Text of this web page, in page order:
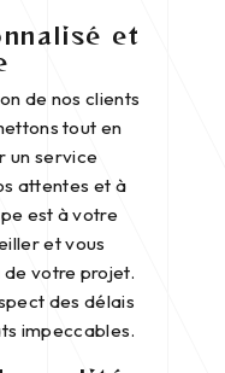
et
de nos clients
tout en
un service
attentes et à
est à votre
et vous
votre projet.
des délais
impeccables.